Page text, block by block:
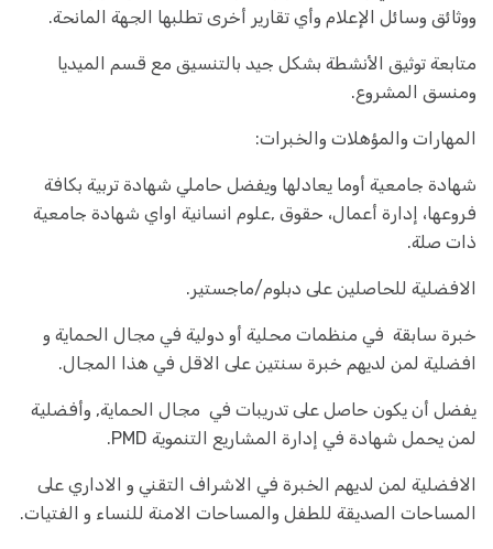
ووثائق وسائل الإعلام وأي تقارير أخرى تطلبها الجهة المانحة.
متابعة توثيق الأنشطة بشكل جيد بالتنسيق مع قسم الميديا
ومنسق المشروع.
المهارات والمؤهلات والخبرات:
شهادة جامعية أوما يعادلها ويفضل حاملي شهادة تربية بكافة
فروعها، إدارة أعمال، حقوق ,علوم انسانية اواي شهادة جامعية
ذات صلة.
الافضلية للحاصلين على دبلوم/ماجستير.
خبرة سابقة في منظمات محلية أو دولية في مجال الحماية و
افضلية لمن لديهم خبرة سنتين على الاقل في هذا المجال.
يفضل أن يكون حاصل على تدريبات في مجال الحماية, وأفضلية
لمن يحمل شهادة في إدارة المشاريع التنموية PMD.
الافضلية لمن لديهم الخبرة في الاشراف التقني و الاداري على
المساحات الصديقة للطفل والمساحات الامنة للنساء و الفتيات.